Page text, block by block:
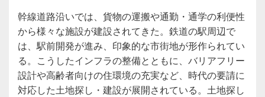
幹線道路沿いでは、貨物の運搬や通勤・通学の利便性
から様々な施設が建設されてきた。鉄道の駅周辺で
は、駅前開発が進み、印象的な市街地が形作られてい
る。こうしたインフラの整備とともに、バリアフリー
設計や高齢者向けの住環境の充実など、時代の要請に
対応した土地探し・建設が展開されている。土地探し